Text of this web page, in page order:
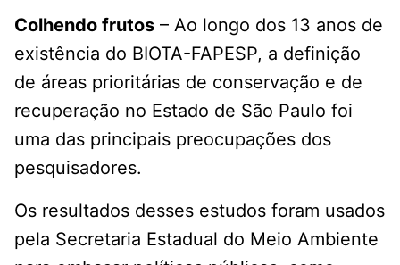
Colhendo frutos – Ao longo dos 13 anos de
existência do BIOTA-FAPESP, a definição
de áreas prioritárias de conservação e de
recuperação no Estado de São Paulo foi
uma das principais preocupações dos
pesquisadores.
Os resultados desses estudos foram usados
pela Secretaria Estadual do Meio Ambiente